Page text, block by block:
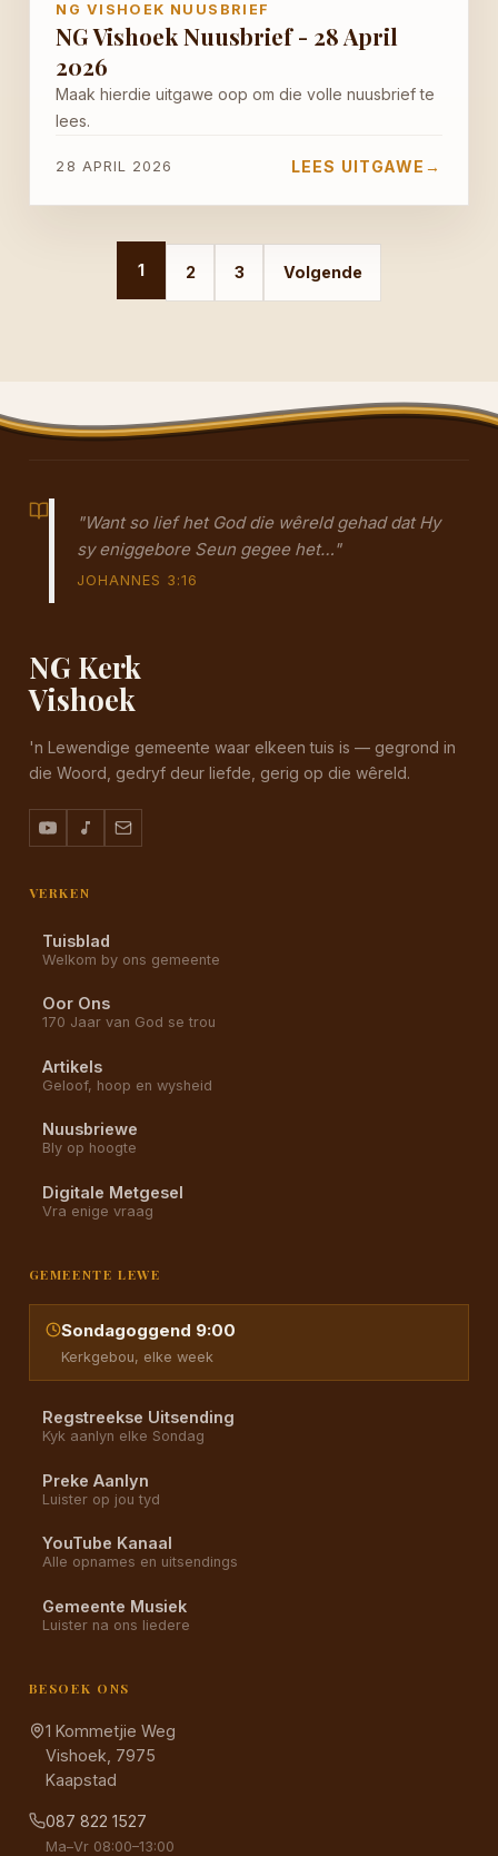
NG VISHOEK NUUSBRIEF
NG Vishoek Nuusbrief - 28 April
2026
Maak hierdie uitgawe oop om die volle nuusbrief te
lees.
28 APRIL 2026 LEES UITGAWE →
1 2 3 Volgende
"Want so lief het God die wêreld gehad dat Hy
sy eniggebore Seun gegee het…"
JOHANNES 3:16
NG Kerk
Vishoek
'n Lewendige gemeente waar elkeen tuis is — gegrond in
die Woord, gedryf deur liefde, gerig op die wêreld.
VERKEN
Tuisblad
Welkom by ons gemeente
Oor Ons
170 Jaar van God se trou
Artikels
Geloof, hoop en wysheid
Nuusbriewe
Bly op hoogte
Digitale Metgesel
Vra enige vraag
GEMEENTE LEWE
Sondagoggend 9:00
Kerkgebou, elke week
Regstreekse Uitsending
Kyk aanlyn elke Sondag
Preke Aanlyn
Luister op jou tyd
YouTube Kanaal
Alle opnames en uitsendings
Gemeente Musiek
Luister na ons liedere
BESOEK ONS
1 Kommetjie Weg
Vishoek, 7975
Kaapstad
087 822 1527
Ma–Vr 08:00–13:00